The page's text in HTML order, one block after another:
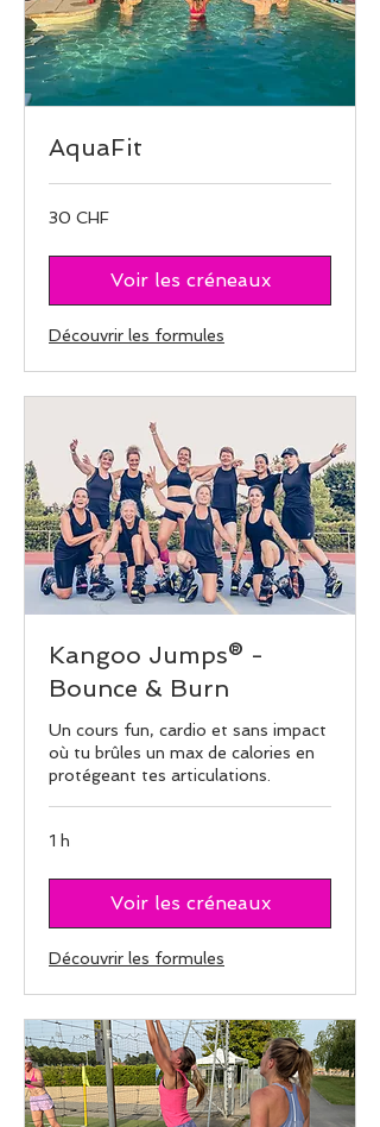
AquaFit
30
francs
30 CHF
Voir les créneaux
Découvrir les formules
Kangoo Jumps® -
Bounce & Burn
Un cours fun, cardio et sans impact
où tu brûles un max de calories en
protégeant tes articulations.
1 h
Voir les créneaux
Découvrir les formules